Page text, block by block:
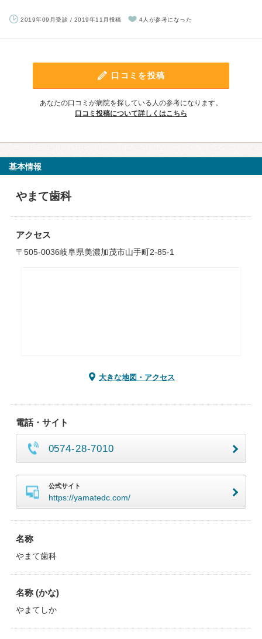
2019年09月受診 / 2019年11月投稿 4人が参考になった
口コミを投稿
あなたの口コミが病院を探している人の参考になります。
口コミ投稿について詳しくはこちら
基本情報
やまて歯科
アクセス
〒505-0036岐阜県美濃加茂市山手町2-85-1
大きな地図・アクセス
電話・サイト
0574-28-7010
公式サイト
https://yamatedc.com/
名称
やまて歯科
名称 (かな)
やまてしか